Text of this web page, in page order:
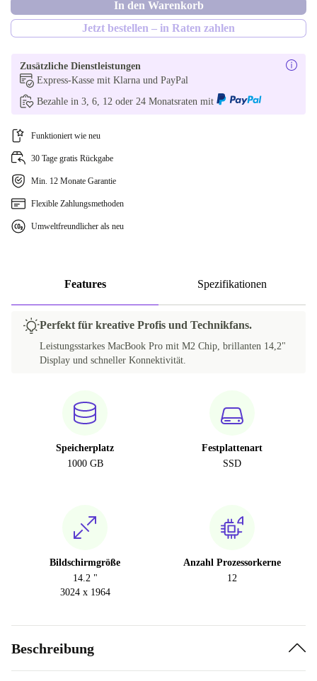
US (QWERTY)
IT (QWERTY)
ES (QWERTY)
NL (QWERTY)
PT (QWERTY)
SE (QWERTY)
DK (QWERTY)
AR (QWERTY)
CZ (QWERTZ)
Optimal
In den Warenkorb
Jetzt bestellen – in Raten zahlen
Zusätzliche Dienstleistungen
Express-Kasse mit Klarna und PayPal
Bezahle in 3, 6, 12 oder 24 Monatsraten mit
Funktioniert wie neu
30 Tage gratis Rückgabe
Min. 12 Monate Garantie
Flexible Zahlungsmethoden
Umweltfreundlicher als neu
Features Spezifikationen
Perfekt für kreative Profis und Technikfans.
Leistungsstarkes MacBook Pro mit M2 Chip, brillanten 14,2"
Display und schneller Konnektivität.
Speicherplatz
1000 GB
Festplattenart
SSD
Bildschirmgröße
14.2 "
3024 x 1964
Anzahl Prozessorkerne
12
Beschreibung